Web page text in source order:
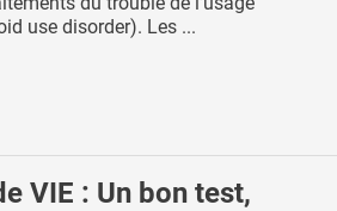
use disorder). Les ...
VIE : Un bon test,